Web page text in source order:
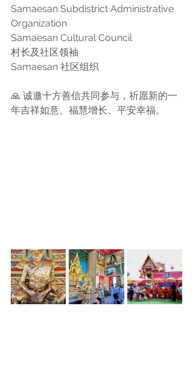
Samaesan Subdistrict Administrative
Organization
Samaesan Cultural Council
村长及社区领袖
Samaesan 社区组织
🙏 诚邀十方善信共同参与，祈愿新的一
年吉祥如意、福慧增长、平安幸福。